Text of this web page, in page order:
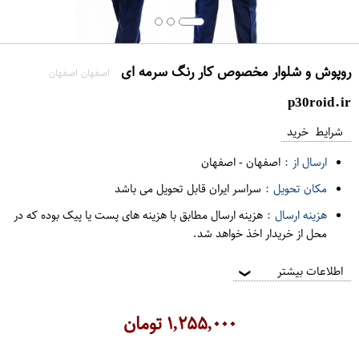
روپوش و شلوار مخصوص کار رنگ سرمه ای اصفهان اصفهان
p30roid.ir
شرایط خرید
ارسال از : اصفهان-اصفهان
مکان تحویل : سراسر ایران قابل تحویل می باشد
هزینه ارسال : هزینه ارسال مطابق با هزینه های پست یا پیک بوده که در
محل از خریدار اخذ خواهد شد.
اطلاعات بیشتر ❯
۱,۲۵۵,۰۰۰تومان